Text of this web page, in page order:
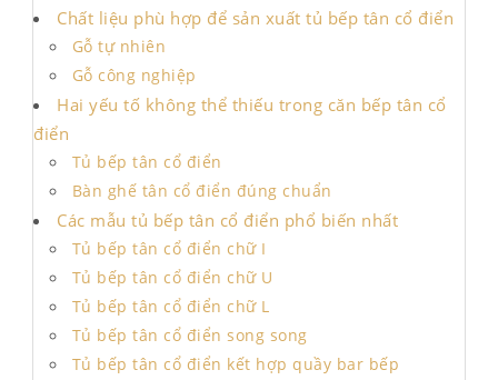
Chất liệu phù hợp để sản xuất tủ bếp tân cổ điển
Gỗ tự nhiên
Gỗ công nghiệp
Hai yếu tố không thể thiếu trong căn bếp tân cổ
điển
Tủ bếp tân cổ điển
Bàn ghế tân cổ điển đúng chuẩn
Các mẫu tủ bếp tân cổ điển phổ biến nhất
Tủ bếp tân cổ điển chữ I
Tủ bếp tân cổ điển chữ U
Tủ bếp tân cổ điển chữ L
Tủ bếp tân cổ điển song song
Tủ bếp tân cổ điển kết hợp quầy bar bếp